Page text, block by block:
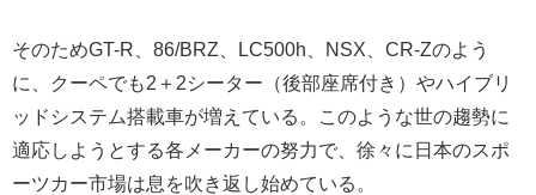
そのためGT-R、86/BRZ、LC500h、NSX、CR-Zのよう
に、クーペでも2＋2シーター（後部座席付き）やハイブリ
ッドシステム搭載車が増えている。このような世の趨勢に
適応しようとする各メーカーの努力で、徐々に日本のスポ
ーツカー市場は息を吹き返し始めている。